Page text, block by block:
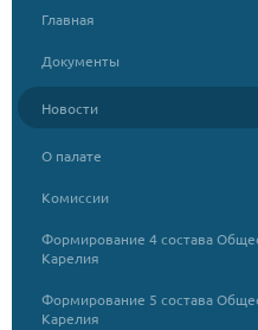
Главная
Документы
Новости
О палате
Комиссии
Формирование 4 состава
Карелия
Формирование 5 состава
Карелия